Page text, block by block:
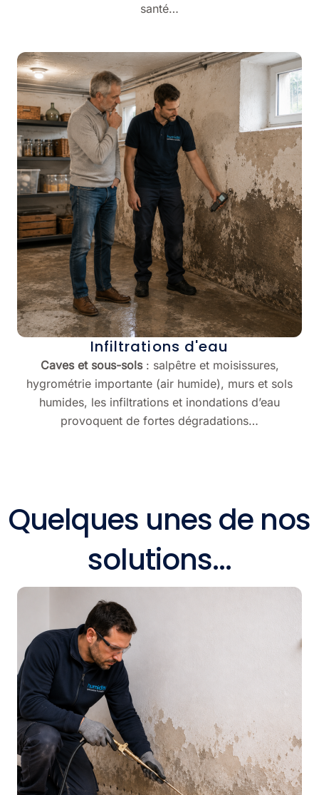
santé…
Infiltrations d'eau
Caves et sous-sols: salpêtre et moisissures,
hygrométrie importante (air humide), murs et sols
humides, les infiltrations et inondations d’eau
provoquent de fortes dégradations…
Quelques unes de nos
solutions...